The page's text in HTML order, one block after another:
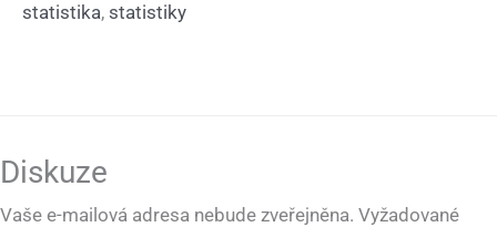
statistika, statistiky
Diskuze
Vaše e-mailová adresa nebude zveřejněna. Vyžadované